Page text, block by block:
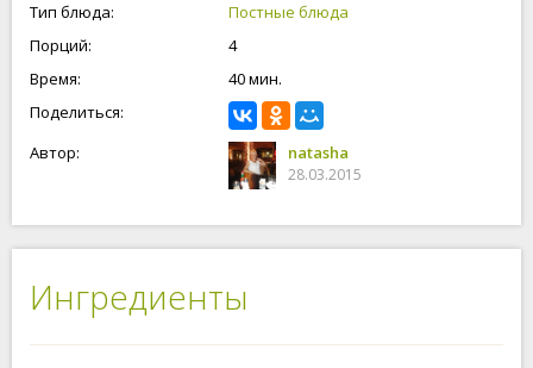
Тип блюда:
Постные блюда
Порций:
4
Время:
40 мин.
Поделиться:
Автор:
natasha
28.03.2015
Ингредиенты